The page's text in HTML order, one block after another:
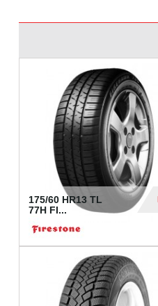
175/60 HR13 TL
77H FI...